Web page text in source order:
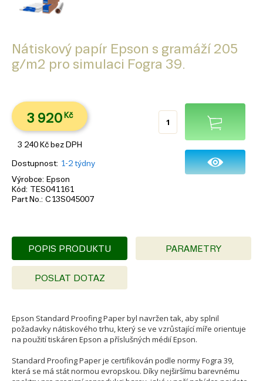
Nátiskový papír Epson s gramáží 205
g/m2 pro simulaci Fogra 39.
3 920 Kč
3 240 Kč bez DPH
Dostupnost 1-2 týdny
Výrobce
Epson
Kód
TES041161
Part No. C13S045007
POPIS PRODUKTU PARAMETRY
POSLAT DOTAZ
Epson Standard Proofing Paper byl navržen tak, aby splnil
požadavky nátiskového trhu, který se ve vzrůstající míře orientuje
na použití tiskáren Epson a příslušných médií Epson.
Standard Proofing Paper je certifikován podle normy Fogra 39,
která se má stát normou evropskou. Díky nejširšímu barevnému